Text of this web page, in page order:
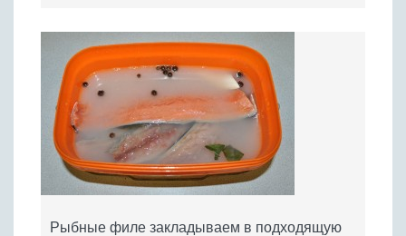
Рыбные филе закладываем в подходящую